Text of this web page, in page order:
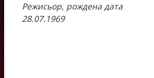
Режисьор, рождена дата
28.07.1969